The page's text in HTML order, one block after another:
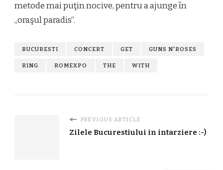
metode mai puţin nocive, pentru a ajunge în
„oraşul paradis“.
BUCURESTI CONCERT GET GUNS N'ROSES
RING ROMEXPO THE WITH
PREVIOUS ARTICLE
Zilele Bucurestiului in intarziere :-)